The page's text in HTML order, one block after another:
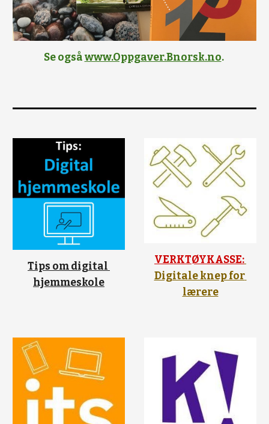
Se også www.Oppgaver.Bnorsk.no.
Tips om digital
hjemmeskole
VERKTØYKASSE:
Digitale knep for
lærere